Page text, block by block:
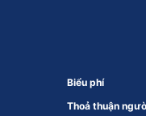
Biểu phí
Thoả thuận